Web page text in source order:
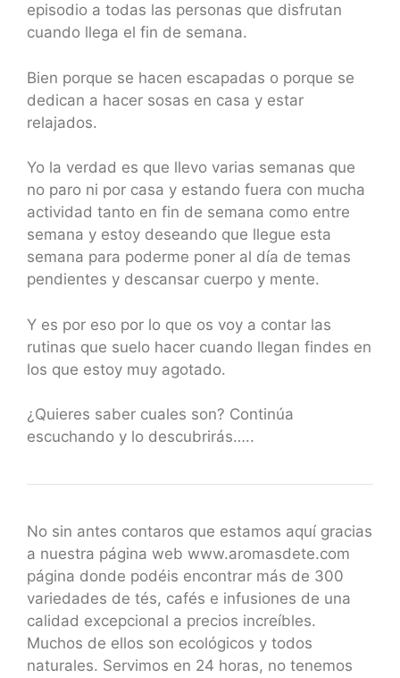
episodio a todas las personas que disfrutan
cuando llega el fin de semana.
Bien porque se hacen escapadas o porque se
dedican a hacer sosas en casa y estar
relajados.
Yo la verdad es que llevo varias semanas que
no paro ni por casa y estando fuera con mucha
actividad tanto en fin de semana como entre
semana y estoy deseando que llegue esta
semana para poderme poner al día de temas
pendientes y descansar cuerpo y mente.
Y es por eso por lo que os voy a contar las
rutinas que suelo hacer cuando llegan findes en
los que estoy muy agotado.
¿Quieres saber cuales son? Continúa
escuchando y lo descubrirás…..
No sin antes contaros que estamos aquí gracias
a nuestra página web www.aromasdete.com
página donde podéis encontrar más de 300
variedades de tés, cafés e infusiones de una
calidad excepcional a precios increíbles.
Muchos de ellos son ecológicos y todos
naturales. Servimos en 24 horas, no tenemos